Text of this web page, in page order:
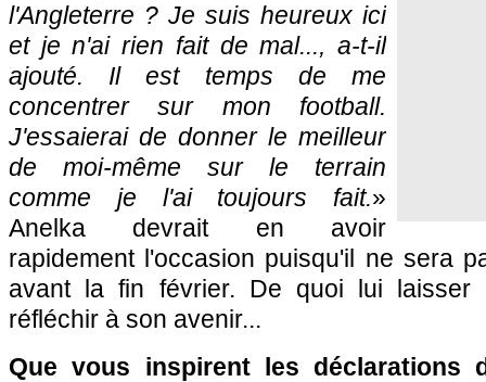
l'Angleterre ? Je suis heureux ici
et je n'ai rien fait de mal..., a-t-il
ajouté. Il est temps de me
concentrer sur mon football.
J'essaierai de donner le meilleur
de moi-même sur le terrain
comme je l'ai toujours fait.»
Anelka devrait en avoir
rapidement l'occasion puisqu'il ne sera
avant la fin février. De quoi lui laisser
réfléchir à son avenir...
Que vous inspirent les déclarations